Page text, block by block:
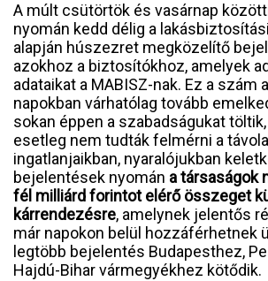
A múlt csütörtök és vasárnap
nyomán kedd délig a
alapján húszezret megközelítő
azokhoz a biztosítókhoz, amelyek
adataikat a MABISZ-nak. Ez a szám
napokban várhatólag tovább
sokan éppen a szabadságukat
esetleg nem tudták felmérni a
ingatlanjaikban, nyaralójukban
bejelentések nyomán a társaságok
fél milliárd forintot elérő összeget
kárrendezésre, amelynek jelentős
már napokon belül hozzáférhetnek
legtöbb bejelentés Budapesthez,
Hajdú-Bihar vármegyékhez kötődik.